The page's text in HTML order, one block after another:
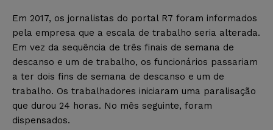
Em 2017, os jornalistas do portal R7 foram informados
pela empresa que a escala de trabalho seria alterada.
Em vez da sequência de três finais de semana de
descanso e um de trabalho, os funcionários passariam
a ter dois fins de semana de descanso e um de
trabalho. Os trabalhadores iniciaram uma paralisação
que durou 24 horas. No mês seguinte, foram
dispensados.